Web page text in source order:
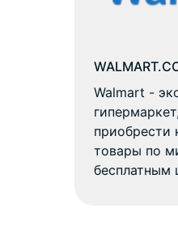
Walmart -
приобрести
товары по
бесплатным